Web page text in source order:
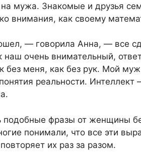
мужа. Знакомые и друзья
внимания, как своему
— говорила Анна, — все
наш очень внимательный,
меня, как без рук. Мой муж
реальности.
фразы от женщины
понимали, что все эти
их раз за разом.